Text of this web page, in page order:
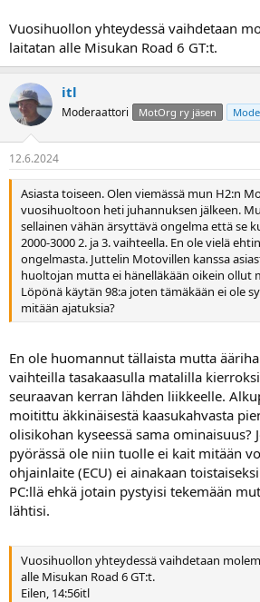
Vuosihuollon yhteydessä vaihdetaan
laitatan alle Misukan Road 6 GT:t.
itl
Moderaattori MotOrg ry jäsen
12.6.2024
Asiasta toiseen. Olen viemässä mun H2:n
vuosihuoltoon heti juhannuksen jälkeen.
sellainen vähän ärsyttävä ongelma että se
2000-3000 2. ja 3. vaihteella. En ole vielä
ongelmasta. Juttelin Motovillen kanssa
huoltojan mutta ei hänelläkään oikein ollut
Löpönä käytän 98:a joten tämäkään ei ole
mitään ajatuksia?
En ole huomannut tällaista mutta
vaihteilla tasakaasulla matalilla
seuraavan kerran lähden liikkeelle.
moitittu äkkinäisestä kaasukahvasta
olisikohan kyseessä sama ominaisuus?
pyörässä ole niin tuolle ei kait mitään
ohjainlaite (ECU) ei ainakaan
PC:llä ehkä jotain pystyisi tekemään
lähtisi.
Vuosihuollon yhteydessä vaihdetaan
alle Misukan Road 6 GT:t.
Eilen, 14:56itl